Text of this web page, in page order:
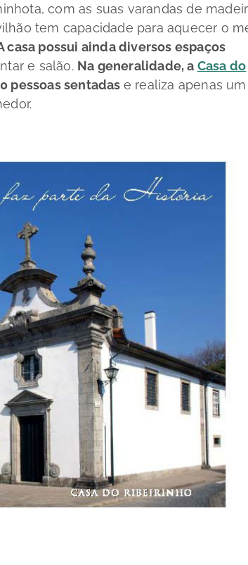
com as suas varandas de
tem capacidade para aquecer o
casa possui ainda diversos espaços
e salão. Na generalidade, a Casa do
pessoas sentadas e realiza apenas um